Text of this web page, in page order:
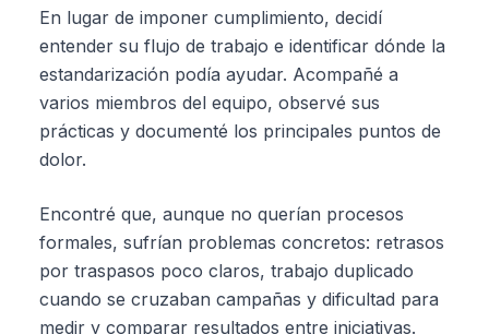
En lugar de imponer cumplimiento, decidí
entender su flujo de trabajo e identificar dónde la
estandarización podía ayudar. Acompañé a
varios miembros del equipo, observé sus
prácticas y documenté los principales puntos de
dolor.
Encontré que, aunque no querían procesos
formales, sufrían problemas concretos: retrasos
por traspasos poco claros, trabajo duplicado
cuando se cruzaban campañas y dificultad para
medir y comparar resultados entre iniciativas.